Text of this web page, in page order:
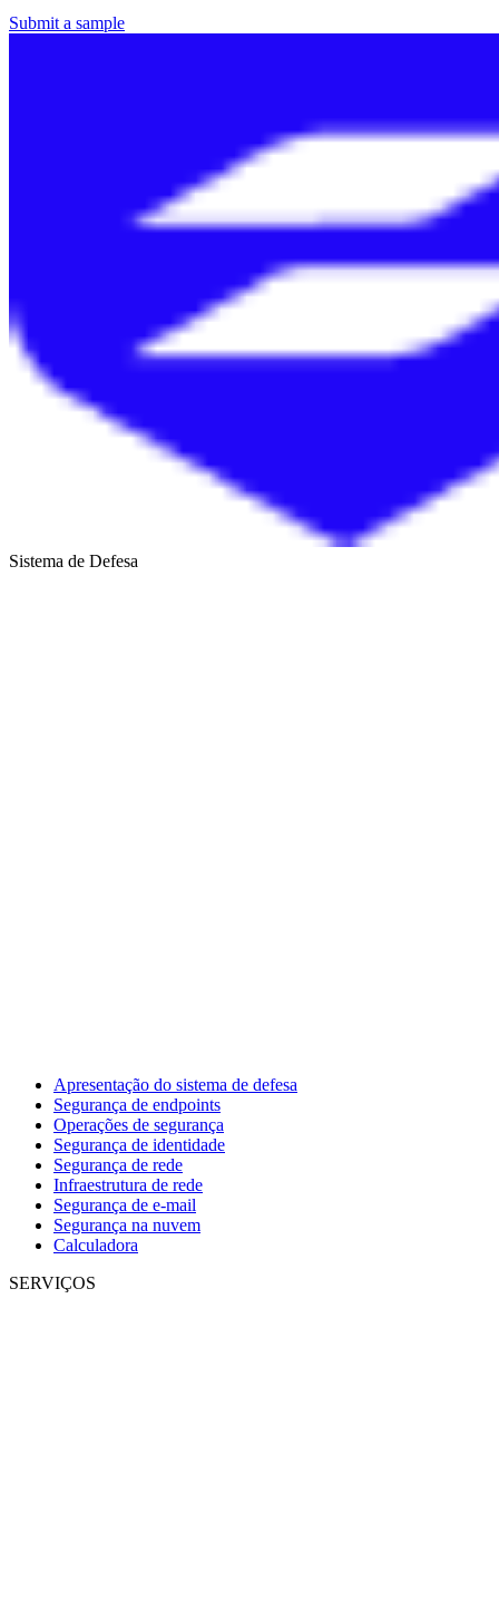
Submit a sample
Sistema de Defesa
Apresentação do sistema de defesa
Segurança de endpoints
Operações de segurança
Segurança de identidade
Segurança de rede
Infraestrutura de rede
Segurança de e-mail
Segurança na nuvem
Calculadora
SERVIÇOS